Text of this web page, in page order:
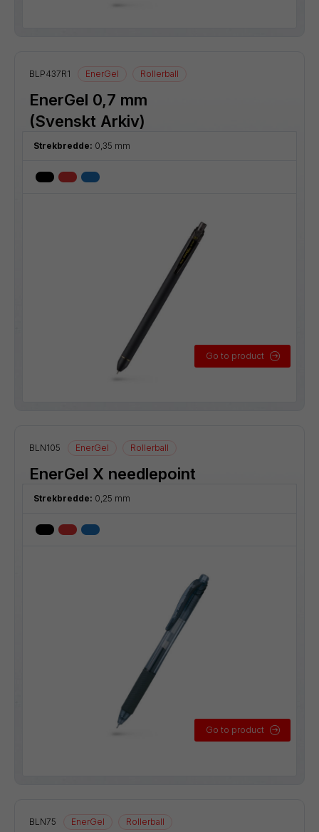
BLP437R1 EnerGel Rollerball
EnerGel 0,7 mm
(Svenskt Arkiv)
Strekbredde: 0,35 mm
Go to product
BLN105 EnerGel Rollerball
EnerGel X needlepoint
Strekbredde: 0,25 mm
Go to product
BLN75 EnerGel Rollerball